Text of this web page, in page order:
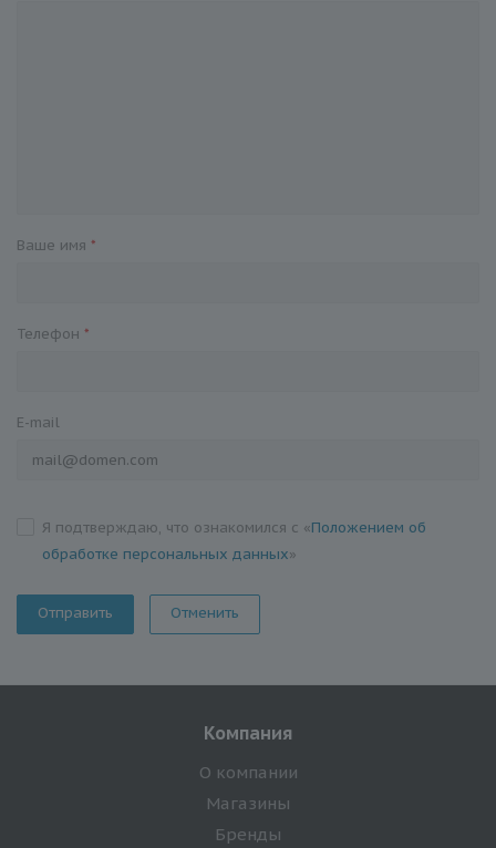
Ваше имя *
Телефон *
E-mail
Я подтверждаю, что ознакомился с «Положением об
обработке персональных данных»
Отменить
Компания
О компании
Магазины
Бренды